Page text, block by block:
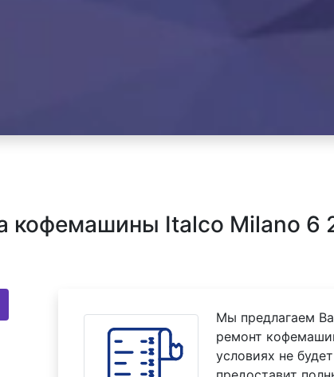
кофемашины Italco Milano 6
Мы предлагаем
ремонт
условиях не